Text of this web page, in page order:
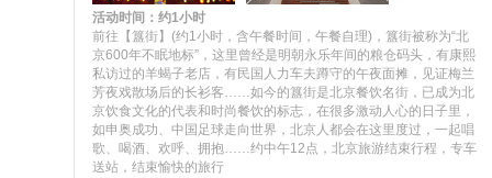
活动时间：约1小时
前往【簋街】(约1小时，含午餐时间，午餐自理)，簋街被称为“北
京600年不眠地标”，这里曾经是明朝永乐年间‌的粮仓码头，有康熙
私访‌过的羊蝎子老店，有民国人力车夫蹲守的午夜面摊，见证梅兰
芳夜戏散场后的长衫客……如今的簋街是北京餐饮名街，已成为北
京饮食文化的代表和时尚餐饮的标志，在很多激动人心的日子里，
如申奥成功、中国足球走向世界，北京人都会在这里度过，一起唱
歌、喝酒、欢呼、拥抱……约中午12点，北京旅游结束行程，专车
送站，结束愉快的旅行